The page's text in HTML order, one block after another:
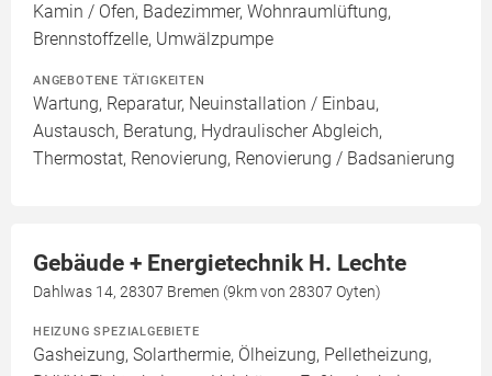
Kamin / Ofen, Badezimmer, Wohnraumlüftung,
Brennstoffzelle, Umwälzpumpe
ANGEBOTENE TÄTIGKEITEN
Wartung, Reparatur, Neuinstallation / Einbau,
Austausch, Beratung, Hydraulischer Abgleich,
Thermostat, Renovierung, Renovierung / Badsanierung
Gebäude + Energietechnik H. Lechte
Dahlwas 14, 28307 Bremen (9km von 28307 Oyten)
HEIZUNG SPEZIALGEBIETE
Gasheizung, Solarthermie, Ölheizung, Pelletheizung,